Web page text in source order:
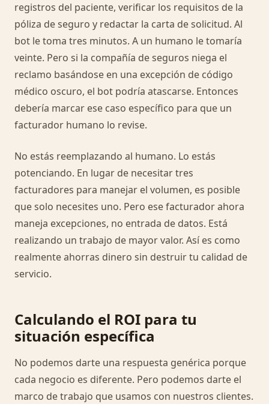
registros del paciente, verificar los requisitos de la
póliza de seguro y redactar la carta de solicitud. Al
bot le toma tres minutos. A un humano le tomaría
veinte. Pero si la compañía de seguros niega el
reclamo basándose en una excepción de código
médico oscuro, el bot podría atascarse. Entonces
debería marcar ese caso específico para que un
facturador humano lo revise.
No estás reemplazando al humano. Lo estás
potenciando. En lugar de necesitar tres
facturadores para manejar el volumen, es posible
que solo necesites uno. Pero ese facturador ahora
maneja excepciones, no entrada de datos. Está
realizando un trabajo de mayor valor. Así es como
realmente ahorras dinero sin destruir tu calidad de
servicio.
Calculando el ROI para tu
situación específica
No podemos darte una respuesta genérica porque
cada negocio es diferente. Pero podemos darte el
marco de trabajo que usamos con nuestros clientes.